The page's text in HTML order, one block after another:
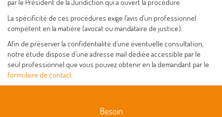
par le Président de la Juridiction qui a ouvert la procédure.
La spécificité de ces procédures exige l’avis d’un professionnel
compétent en la matière (avocat ou mandataire de justice).
Afin de préserver la confidentialité d’une éventuelle consultation,
notre étude dispose d’une adresse mail dédiée accessible par le
seul professionnel que vous pouvez obtenir en la demandant par le
formulaire de contact.
Besoin